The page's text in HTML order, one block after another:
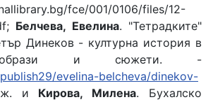
fce/001/0106/files/12-
Белчева, Евелина. "Тетрадките"
Динеков - културна история в
образи и сюжети. -
evelina-belcheva/dinekov-
и Кирова, Милена. Бухалско